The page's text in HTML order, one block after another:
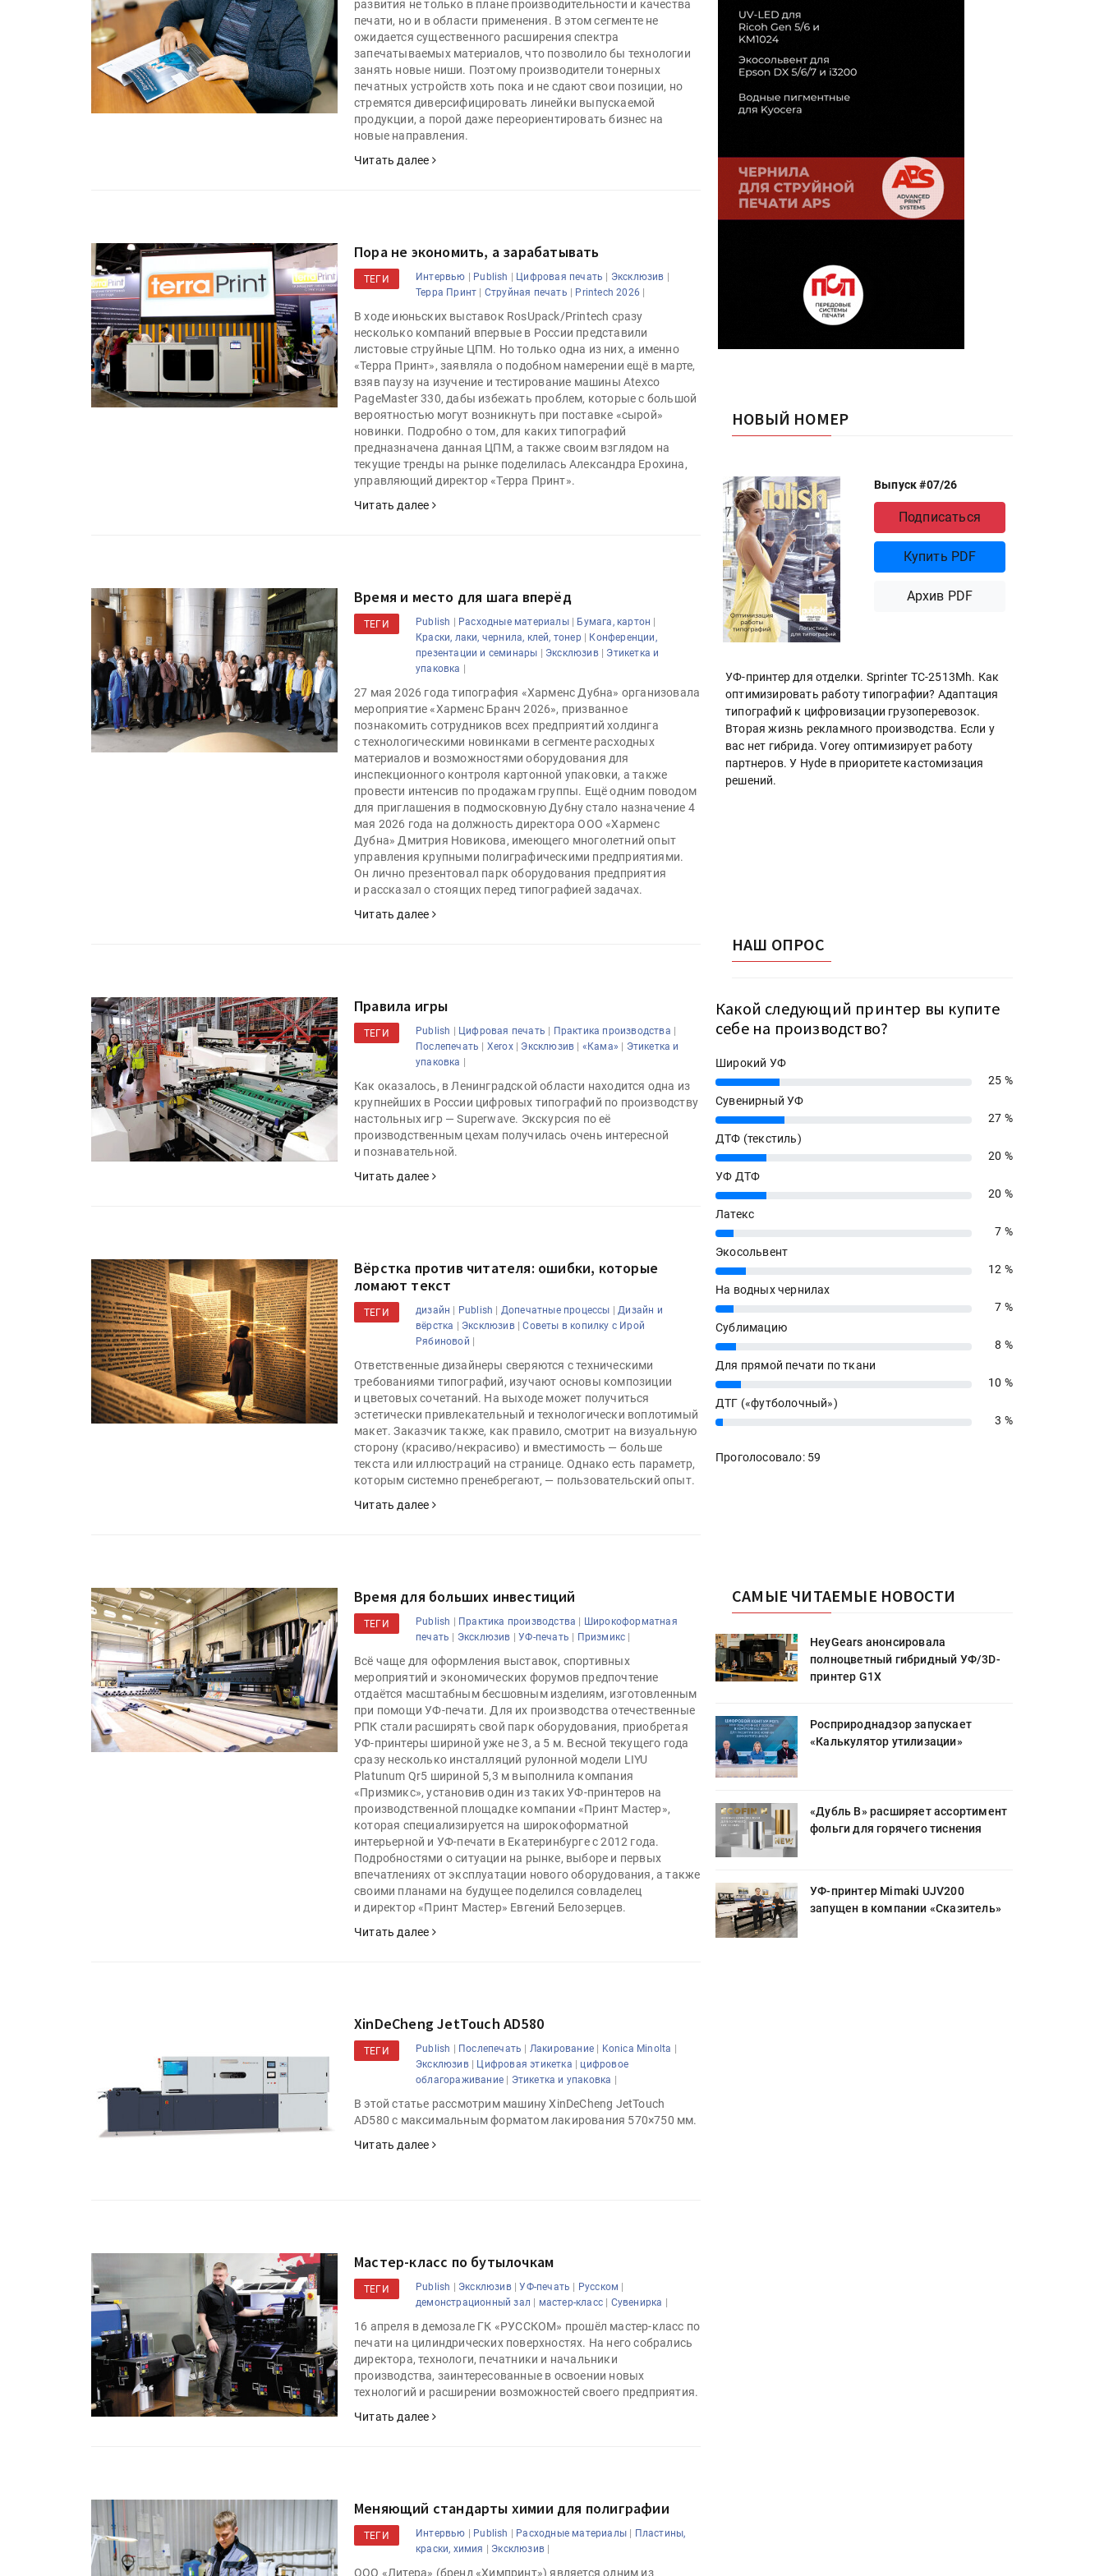
развития не только в плане производительности и качества
печати, но и в области применения. В этом сегменте не
ожидается существенного расширения спектра
запечатываемых материалов, что позволило бы технологии
занять новые ниши. Поэтому производители тонерных
печатных устройств хоть пока и не сдают свои позиции, но
стремятся диверсифицировать линейки выпускаемой
продукции, а порой даже переориентировать бизнес на
новые направления.
Читать далее
Пора не экономить, а зарабатывать
ТЕГИ Интервью | Publish | Цифровая печать | Эксклюзив |
Терра Принт | Струйная печать | Printech 2026 |
В ходе июньских выставок RosUpack/Printech сразу
несколько компаний впервые в России представили
листовые струйные ЦПМ. Но только одна из них, а именно
«Терра Принт», заявляла о подобном намерении ещё в марте,
взяв паузу на изучение и тестирование машины Atexco
PageMaster 330, дабы избежать проблем, которые с большой
вероятностью могут возникнуть при поставке «сырой»
новинки. Подробно о том, для каких типографий
предназначена данная ЦПМ, а также своим взглядом на
текущие тренды на рынке поделилась Александра Ерохина,
управляющий директор «Терра Принт».
Читать далее
Время и место для шага вперёд
ТЕГИ Publish | Расходные материалы| Бумага, картон |
Краски, лаки, чернила, клей, тонер| Конференции,
презентации и семинары | Эксклюзив| Этикетка и
упаковка |
27 мая 2026 года типография «Харменс Дубна» организовала
мероприятие «Харменс Бранч 2026», призванное
познакомить сотрудников всех предприятий холдинга
с технологическими новинками в сегменте расходных
материалов и возможностями оборудования для
инспекционного контроля картонной упаковки, а также
провести интенсив по продажам группы. Ещё одним поводом
для приглашения в подмосковную Дубну стало назначение 4
мая 2026 года на должность директора ООО «Харменс
Дубна» Дмитрия Новикова, имеющего многолетний опыт
управления крупными полиграфическими предприятиями.
Он лично презентовал парк оборудования предприятия
и рассказал о стоящих перед типографией задачах.
Читать далее
Правила игры
ТЕГИ Publish | Цифровая печать | Практика производства |
Послепечать | Xerox| Эксклюзив | «Кама» | Этикетка и
упаковка |
Как оказалось, в Ленинградской области находится одна из
крупнейших в России цифровых типографий по производству
настольных игр — Superwave. Экскурсия по её
производственным цехам получилась очень интересной
и познавательной.
Читать далее
Вёрстка против читателя: ошибки, которые
ломают текст
ТЕГИ дизайн | Publish | Допечатные процессы |Дизайн и
вёрстка | Эксклюзив|Советы в копилку с Ирой
Рябиновой |
Ответственные дизайнеры сверяются с техническими
требованиями типографий, изучают основы композиции
и цветовых сочетаний. На выходе может получиться
эстетически привлекательный и технологически воплотимый
макет. Заказчик также, как правило, смотрит на визуальную
сторону (красиво/некрасиво) и вместимость — больше
текста или иллюстраций на странице. Однако есть параметр,
которым системно пренебрегают, — пользовательский опыт.
Читать далее
Время для больших инвестиций
ТЕГИ Publish | Практика производства | Широкоформатная
печать | Эксклюзив |УФ-печать | Призмикс |
Всё чаще для оформления выставок, спортивных
мероприятий и экономических форумов предпочтение
отдаётся масштабным бесшовным изделиям, изготовленным
при помощи УФ-печати. Для их производства отечественные
РПК стали расширять свой парк оборудования, приобретая
УФ-принтеры шириной уже не 3, а 5 м. Весной текущего года
сразу несколько инсталляций рулонной модели LIYU
Platunum Qr5 шириной 5,3 м выполнила компания
«Призмикс», установив один из таких УФ-принтеров на
производственной площадке компании «Принт Мастер»,
которая специализируется на широкоформатной
интерьерной и УФ-печати в Екатеринбурге с 2012 года.
Подробностями о ситуации на рынке, выборе и первых
впечатлениях от эксплуатации нового оборудования, а также
своими планами на будущее поделился совладелец
и директор «Принт Мастер» Евгений Белозерцев.
Читать далее
XinDeCheng JetTouch AD580
ТЕГИ Publish | Послепечать | Лакирование | Konica Minolta |
Эксклюзив| Цифровая этикетка | цифровое
облагораживание | Этикетка и упаковка |
В этой статье рассмотрим машину XinDeCheng JetTouch
AD580 с максимальным форматом лакирования 570×750 мм.
Читать далее
Мастер-класс по бутылочкам
ТЕГИ Publish | Эксклюзив|УФ-печать | Русском |
демонстрационный зал | мастер-класс | Сувенирка |
16 апреля в демозале ГК «РУССКОМ» прошёл мастер-класс по
печати на цилиндрических поверхностях. На него собрались
директора, технологи, печатники и начальники
производства, заинтересованные в освоении новых
технологий и расширении возможностей своего предприятия.
Читать далее
Меняющий стандарты химии для полиграфии
ТЕГИ Интервью | Publish | Расходные материалы | Пластины,
краски, химия | Эксклюзив |
ООО «Литера» (бренд «Химпринт») является одним из
НОВЫЙ НОМЕР
Выпуск #07/26
Подписаться
Купить PDF
Архив PDF
УФ-принтер для отделки. Sprinter ТС-2513Mh. Как
оптимизировать работу типографии? Адаптация
типографий к цифровизации грузоперевозок.
Вторая жизнь рекламного производства. Если у
вас нет гибрида. Vorey оптимизирует работу
партнеров. У Hyde в приоритете кастомизация
решений.
НАШ ОПРОС
Какой следующий принтер вы купите
себе на производство?
Широкий УФ
25%
25 %
Сувенирный УФ
27%
27 %
ДТФ (текстиль)
20%
20 %
УФ ДТФ
20%
20 %
Латекс
7%
7 %
Экосольвент
12%
12 %
На водных чернилах
7%
7 %
Сублимацию
8%
8 %
Для прямой печати по ткани
10%
10 %
ДТГ («футболочный»)
3% 3 %
Проголосовало: 59
САМЫЕ ЧИТАЕМЫЕ НОВОСТИ
HeyGears анонсировала
полноцветный гибридный УФ/3D-
принтер G1X
Росприроднадзор запускает
«Калькулятор утилизации»
«Дубль В» расширяет ассортимент
фольги для горячего тиснения
УФ-принтер Mimaki UJV200
запущен в компании «Сказитель»
HeyGears анонсировала
полноцветный гибридный УФ/3D-
принтер G1X
Росприроднадзор запускает
«Калькулятор утилизации»
«Дубль В» расширяет ассортимент
фольги для горячего тиснения
УФ-принтер Mimaki UJV200
запущен в компании «Сказитель»
HeyGears анонсировала
полноцветный гибридный УФ/3D-
принтер G1X
Росприроднадзор запускает
«Калькулятор утилизации»
«Дубль В» расширяет ассортимент
фольги для горячего тиснения
УФ-принтер Mimaki UJV200
запущен в компании «Сказитель»